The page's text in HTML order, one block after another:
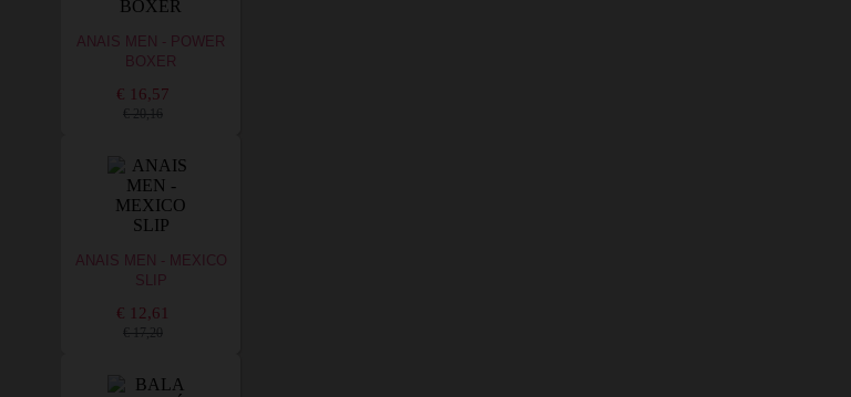
ANAIS MEN - POWER
BOXER
€ 16,57
€ 20,16
ANAIS MEN - MEXICO
SLIP
€ 12,61
€ 17,20